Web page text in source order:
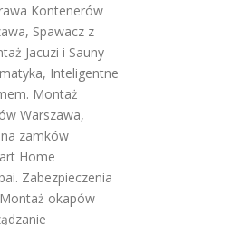
Kontenerów
, Spawacz z
Jacuzi i Sauny
Inteligentne
. Montaż
Warszawa,
zamków
Home
. Zabezpieczenia
Montaż okapów